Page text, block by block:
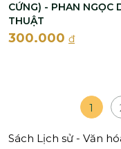
CỨNG) - PHAN NGỌC
THUẬT
300.000 đ
1
Sách Lịch sử - Văn